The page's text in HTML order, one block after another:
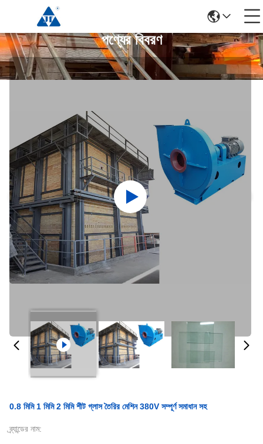
পণ্যের বিবরণ
0.8 মিমি 1 মিমি 2 মিমি শীট গ্লাস তৈরির মেশিন 380V সম্পূর্ণ সমাধান সহ
ব্র্যান্ডের নাম: